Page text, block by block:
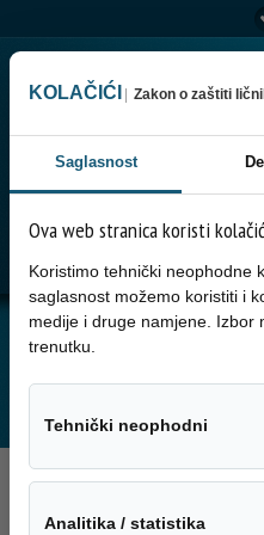
Go to:
JUTARNJA
05.12.2023.
KOLAČIĆI Zakon o zaštiti
Saglasnost
Ova web stranica koristi
Koristimo tehnički neophodne
saglasnost možemo koristiti i
medije i druge namjene. Izbor
trenutku.
Tehnički neophodni
Analitika / statistika